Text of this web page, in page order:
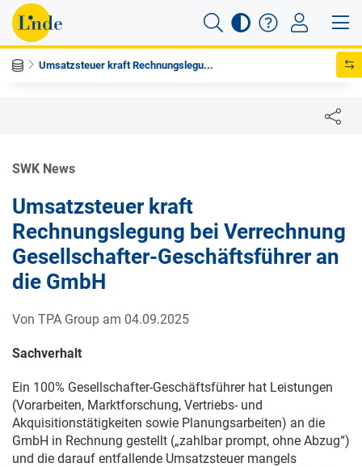
Umsatzsteuer kraft Rechnungslegu...
SWK News
Umsatzsteuer kraft
Rechnungslegung bei Verrechnung
Gesellschafter-Geschäftsführer an
die GmbH
Von TPA Group am 04.09.2025
Sachverhalt
Ein 100% Gesellschafter-Geschäftsführer hat Leistungen
(Vorarbeiten, Marktforschung, Vertriebs- und
Akquisitionstätigkeiten sowie Planungsarbeiten) an die
GmbH in Rechnung gestellt („zahlbar prompt, ohne Abzug“)
und die darauf entfallende Umsatzsteuer mangels